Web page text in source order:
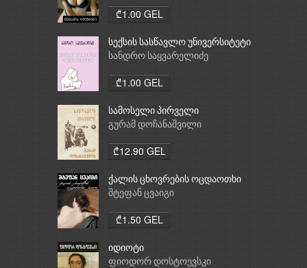
₾1.00 GEL
სექსის სასწავლო უნივერსიტეტი
სანდრო საყვარელიძე
₾1.00 GEL
სამოსელი პირველი
გურამ დოჩანაშვილი
₾12.90 GEL
ქალის ცხოვრების ოცდაოთხი
საათი
შტეფან ცვაიგი
₾1.50 GEL
იდიოტი
ფიოდორ დოსტოევსკი